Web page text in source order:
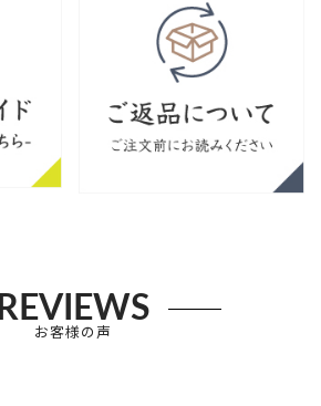
REVIEWS
お客様の声